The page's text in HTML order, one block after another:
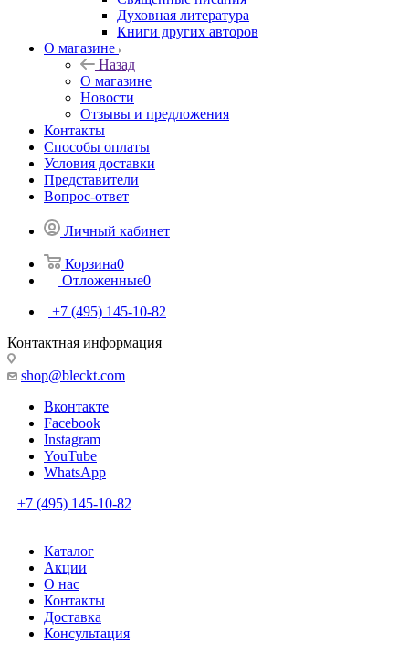
Духовная литература
Книги других авторов
О магазине
Назад
О магазине
Новости
Отзывы и предложения
Контакты
Способы оплаты
Условия доставки
Представители
Вопрос-ответ
Личный кабинет
Корзина0
Отложенные0
+7 (495) 145-10-82
Контактная информация
shop@bleckt.com
Вконтакте
Facebook
Instagram
YouTube
WhatsApp
+7 (495) 145-10-82
Каталог
Акции
О нас
Контакты
Доставка
Консультация